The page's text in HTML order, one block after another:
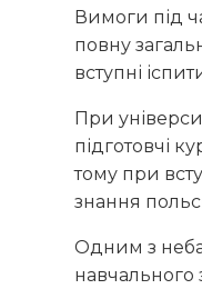
Вимоги під
повну
вступні
При
підготовчі
тому при
знання
Одним з
навчального